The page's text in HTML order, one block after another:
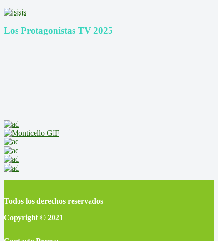
Los Protagonistas TV 2025
Todos los derechos reservados
Copyright © 2021